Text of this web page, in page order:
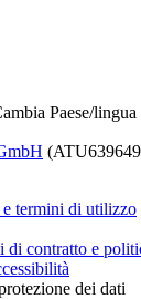
Paese/lingua
termini di utilizzo
di contratto e
dei dati